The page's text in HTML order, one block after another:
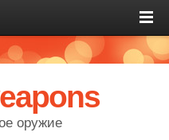
оружие